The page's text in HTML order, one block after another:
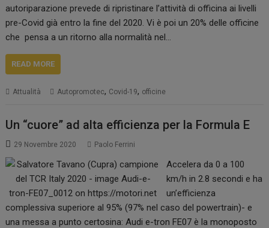
autoriparazione prevede di ripristinare l’attività di officina ai livelli
pre-Covid già entro la fine del 2020. Vi è poi un 20% delle officine
che pensa a un ritorno alla normalità nel…
READ MORE
Attualità Autopromotec, Covid-19, officine
Un “cuore” ad alta efficienza per la Formula E
29 Novembre 2020 Paolo Ferrini
Accelera da 0 a 100
km/h in 2.8 secondi e ha
un’efficienza
complessiva superiore al 95% (97% nel caso del powertrain)- e
una messa a punto certosina: Audi e-tron FE07 è la monoposto